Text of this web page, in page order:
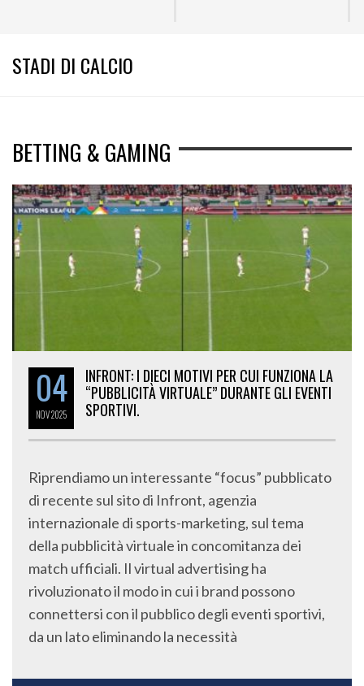
STADI DI CALCIO
BETTING & GAMING
04
NOV2025
INFRONT: I DIECI MOTIVI PER CUI FUNZIONA LA
“PUBBLICITÀ VIRTUALE” DURANTE GLI EVENTI
SPORTIVI.
Riprendiamo un interessante “focus” pubblicato
di recente sul sito di Infront, agenzia
internazionale di sports-marketing, sul tema
della pubblicità virtuale in concomitanza dei
match ufficiali. Il virtual advertising ha
rivoluzionato il modo in cui i brand possono
connettersi con il pubblico degli eventi sportivi,
da un lato eliminando la necessità